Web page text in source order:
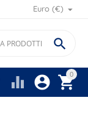
Euro (€)
0



